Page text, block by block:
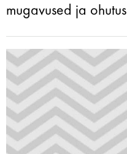
mugavused ja ohutus